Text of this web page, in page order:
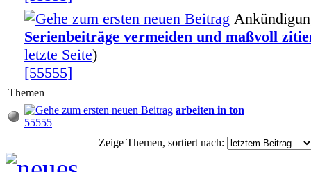
Serienbeiträge vermeiden und maßvoll
letzte Seite)
[55555]
Themen
arbeiten in ton
55555
Zeige Themen, sortiert nach: